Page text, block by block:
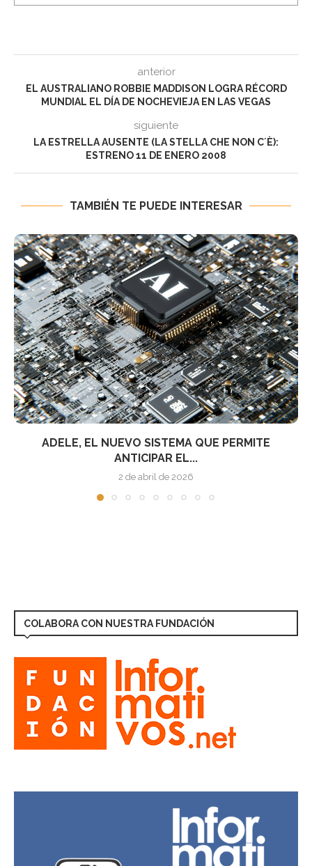
anterior
EL AUSTRALIANO ROBBIE MADDISON LOGRA RÉCORD
MUNDIAL EL DÍA DE NOCHEVIEJA EN LAS VEGAS
siguiente
LA ESTRELLA AUSENTE (LA STELLA CHE NON C´È):
ESTRENO 11 DE ENERO 2008
TAMBIÉN TE PUEDE INTERESAR
DRAGONFORCE, EL CÁRTEL DE RANSOMWARE QUE
ESTÁ REDISEÑANDO...
8 de mayo de 2025
COLABORA CON NUESTRA FUNDACIÓN